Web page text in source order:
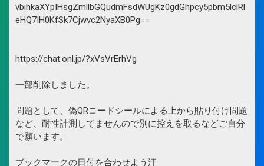
vbihkaXYpIHsgZmllbGQudmFsdWUgKz0gdGhpcy5pbm5lclRl
eHQ7IH0KfSk7Cjwvc2NyaXB0Pg==
https://chat.onl.jp/?xVsVrErhVg
一部削除しました。
問題として、偽QRコードシールによる上から貼り付け問題
など、耐性計測してませんので別に控えを取るなどご自分
で願います。
ブックマークの日付を合わせよう汗